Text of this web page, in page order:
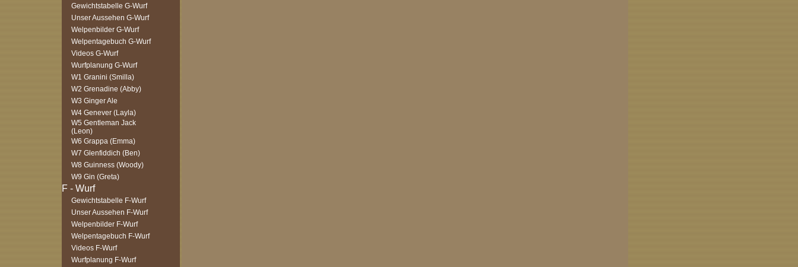
Gewichtstabelle G-Wurf
Unser Aussehen G-Wurf
Welpenbilder G-Wurf
Welpentagebuch G-Wurf
Videos G-Wurf
Wurfplanung G-Wurf
W1 Granini (Smilla)
W2 Grenadine (Abby)
W3 Ginger Ale
W4 Genever (Layla)
W5 Gentleman Jack
(Leon)
W6 Grappa (Emma)
W7 Glenfiddich (Ben)
W8 Guinness (Woody)
W9 Gin (Greta)
Gewichtstabelle F-Wurf
Unser Aussehen F-Wurf
Welpenbilder F-Wurf
Welpentagebuch F-Wurf
Videos F-Wurf
Wurfplanung F-Wurf